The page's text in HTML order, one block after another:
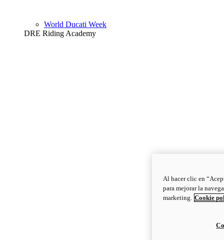
World Ducati Week
DRE Riding Academy
Al hacer clic en
para mejorar la
marketing. Cookie